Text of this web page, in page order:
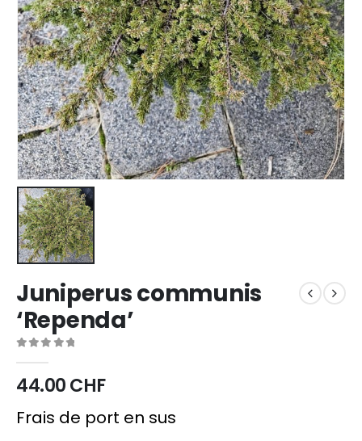
Juniperus communis
‘Rependa’
44.00CHF
Frais de port en sus